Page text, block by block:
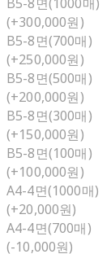
(+300,000원)
B5-8면(700매)
(+250,000원)
B5-8면(500매)
(+200,000원)
B5-8면(300매)
(+150,000원)
B5-8면(100매)
(+100,000원)
A4-4면(1000매)
(+20,000원)
A4-4면(700매)
(-10,000원)